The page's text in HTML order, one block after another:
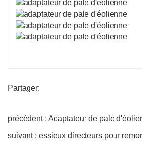
Partager:
suivant : essieux directeurs pour